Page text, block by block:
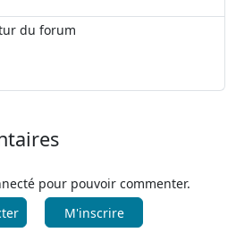
du forum
pour pouvoir commenter.
M'inscrire